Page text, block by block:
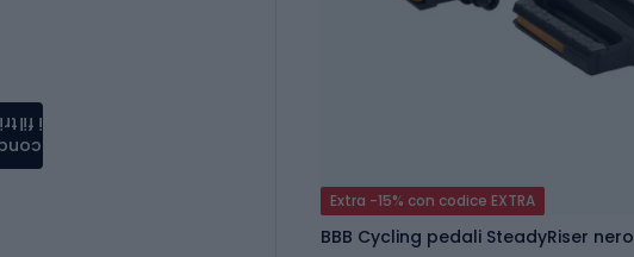
Extra -15% con codice EXTRA
BBB Cycling pedali SteadyRiser nero
i filtri